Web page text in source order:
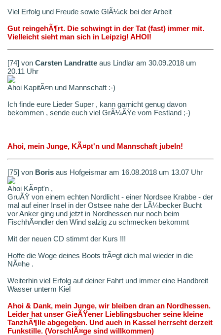
Viel Erfolg und Freude sowie GlÃ¼ck bei der Arbeit
Gut reingehÃ¶rt. Die schwingt in der Tat (fast) immer mit.
Vielleicht sieht man sich in Leipzig! AHOI!
[74] von Carsten Landratte aus Lindlar am 30.09.2018 um
20.11 Uhr
Ahoi KapitÃ¤n und Mannschaft :-)
Ich finde eure Lieder Super , kann garnicht genug davon
bekommen , sende euch viel GrÃ¼ÃŸe vom Festland ;-)
Ahoi, mein Junge, KÃ¤pt'n und Mannschaft jubeln!
[75] von Boris aus Hofgeismar am 16.08.2018 um 13.07 Uhr
Ahoi KÃ¤pt'n ,
GruÃŸ von einem echten Nordlicht - einer Nordsee Krabbe - der
mal auf einer Insel in der Ostsee nahe der LÃ¼becker Bucht
vor Anker ging und jetzt in Nordhessen nur noch beim
FischhÃ¤ndler den Wind salzig zu schmecken bekommt
Mit der neuen CD stimmt der Kurs !!!
Hoffe die Woge deines Boots trÃ¤gt dich mal wieder in die
NÃ¤he .
Weiterhin viel Erfolg auf deiner Fahrt und immer eine Handbreit
Wasser unterm Kiel
Ahoi & Dank, mein Junge, wir bleiben dran an Nordhessen.
Leider hat unser GieÃŸener Lieblingsbucher seine kleine
TanzhÃ¶lle abgegeben. Und auch in Kassel herrscht derzeit
Funkstille. (VorschlÃ¤ge sind willkommen)